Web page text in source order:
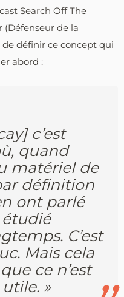
Search Off The
(Défenseur de la
définir ce concept qui
abord :
c’est
quand
matériel de
définition
ont parlé
étudié
C’est
Mais cela
ce n’est
»